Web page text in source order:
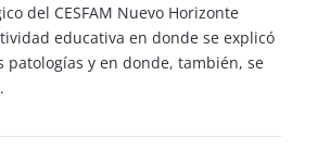
del CESFAM Nuevo Horizonte
educativa en donde se explicó
patologías y en donde, también, se